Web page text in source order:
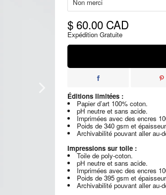
$ 60.00 CAD
Expédition Gratuite
Éditions limitées :
Papier d’art 100% coton.
pH neutre et sans acide.
Imprimées avec des encres
Poids de 340 gsm et
Archivabilité pouvant aller au-
Impressions sur toile :
Toile de poly-coton.
pH neutre et sans acide.
Imprimées avec des encres
Poids de 395 gsm et
Archivabilité pouvant aller au-